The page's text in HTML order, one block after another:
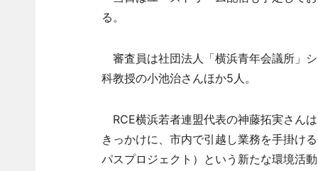
る。
審査員は社団法人「横浜青年会議所」
科教授の小池治さんほか5人。
RCE横浜若者連盟代表の神藤拓実さん
きっかけに、市内で引越し業務を手掛け
パスプロジェクト）という新たな環境活